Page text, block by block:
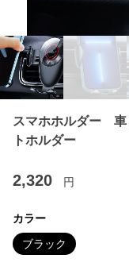
スマホホルダー 車
トホルダー
2,320 円
カラー
ブラック